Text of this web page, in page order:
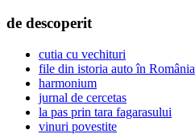
de descoperit
cutia cu vechituri
file din istoria auto în România
harmonium
jurnal de cercetas
la pas prin tara fagarasului
vinuri povestite